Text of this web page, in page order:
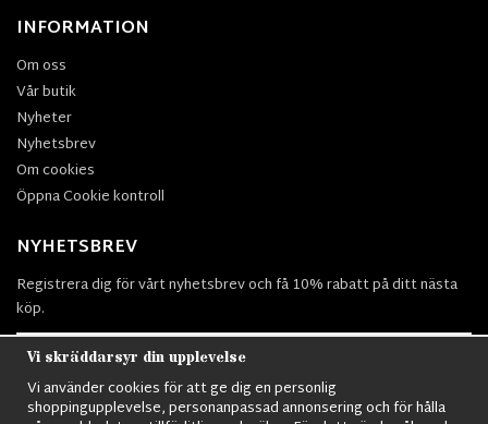
INFORMATION
Om oss
Vår butik
Nyheter
Nyhetsbrev
Om cookies
Öppna Cookie kontroll
NYHETSBREV
Registrera dig för vårt nyhetsbrev och få 10% rabatt på ditt nästa
köp.
Prenumerera
Vi skräddarsyr din upplevelse
Vi använder cookies för att ge dig en personlig
shoppingupplevelse, personanpassad annonsering och för hålla